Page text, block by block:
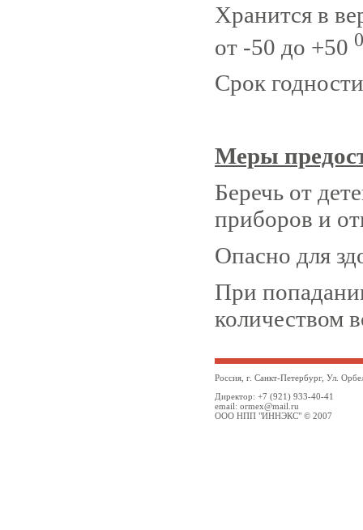
Хранится в
от -50 до +50
Срок
Меры
Беречь от
приборов и
Опасно для
При
количеством
Россия, г. Санкт-Петербург, Ул.
Директор: +7 (921) 933-40-41
email: ormex@mail.ru
ООО НПП "ИННЭКС" © 2007